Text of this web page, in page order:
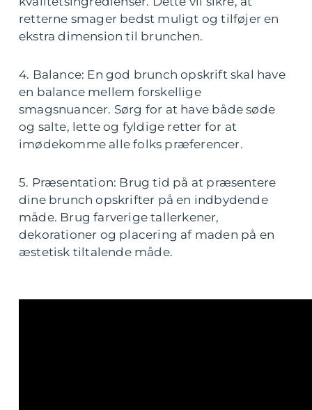
retterne smager bedst muligt og tilføjer en
ekstra dimension til brunchen.
4. Balance: En god brunch opskrift skal have
en balance mellem forskellige
smagsnuancer. Sørg for at have både søde
og salte, lette og fyldige retter for at
imødekomme alle folks præferencer.
5. Præsentation: Brug tid på at præsentere
dine brunch opskrifter på en indbydende
måde. Brug farverige tallerkener,
dekorationer og placering af maden på en
æstetisk tiltalende måde.